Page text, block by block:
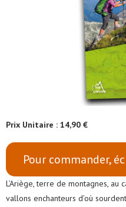
Prix Unitaire : 14,90 €
Pour commander,
L’Ariège, terre de montagnes, au
vallons enchanteurs d’où